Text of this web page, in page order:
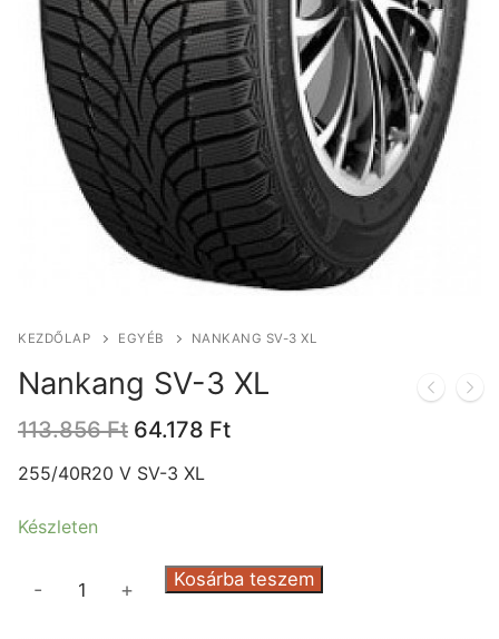
KEZDŐLAP EGYÉB NANKANG SV-3 XL
Nankang SV-3 XL
113.856Ft Original
was:
64.178 FtCurrent
255/40R20 V SV-3 XL
Készleten
Nankang
- + Kosárba teszem